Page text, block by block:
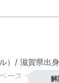
）/ 滋賀県出身
ース・バンマ
解